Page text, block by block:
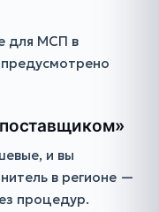
для МСП в
и вы
в регионе —
процедур.